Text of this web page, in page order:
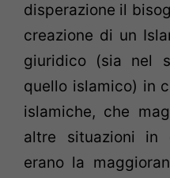
disperazione il
creazione di un
giuridico (sia nel
quello islamico) in
islamiche, che
altre situazioni in
erano la